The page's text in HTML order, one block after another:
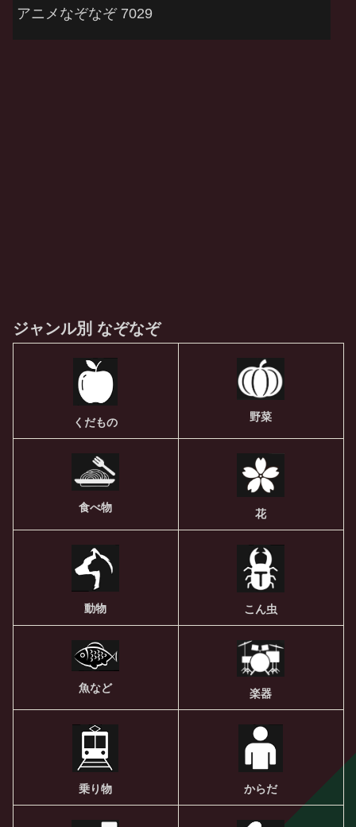
アニメなぞなぞ 7029
ジャンル別 なぞなぞ
くだもの 野菜
食べ物 花
動物 こん虫
魚など 楽器
乗り物 からだ